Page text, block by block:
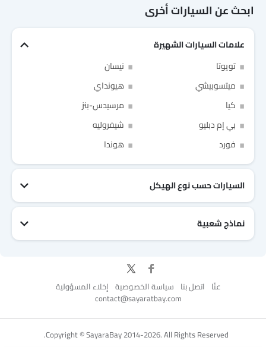
ابحث عن السيارات أخرى
علامات السيارات الشهيرة
تويوتا
نيسان
ميتسوبيشي
هيونداي
كيا
مرسيدس-بنز
بي إم دبليو
شيفروليه
فورد
هوندا
السيارات حسب نوع الهيكل
نماذج شعبية
عنّا اتصل بنا سياسة الخصوصية إخلاء المسؤولية
contact@sayaratbay.com
Copyright © SayaraBay 2014-2026. All Rights Reserved.
for Better Experience & Regular updates
I have read and agree to theشروط الاستخدامand سياسة
Link Your Google Account
Link Your Facebook Account